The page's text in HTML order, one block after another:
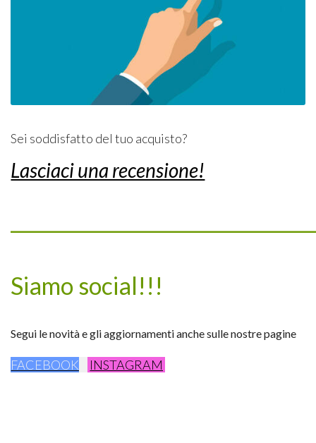
Sei soddisfatto del tuo acquisto?
Lasciaci una recensione!
Siamo social!!!
Segui le novità e gli aggiornamenti anche sulle nostre pagine
FACEBOOK INSTAGRAM